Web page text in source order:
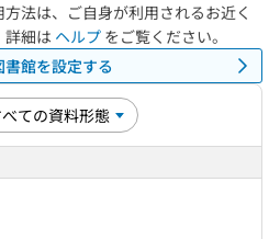
法は、ご自身が利用されるお近く
詳細は ヘルプ をご覧ください。
館を設定する